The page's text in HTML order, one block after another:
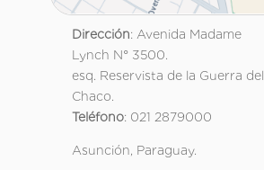
Dirección: Avenida Madame
Lynch N° 3500.
esq. Reservista de la Guerra del
Chaco.
Teléfono: 021 2879000
Asunción, Paraguay.